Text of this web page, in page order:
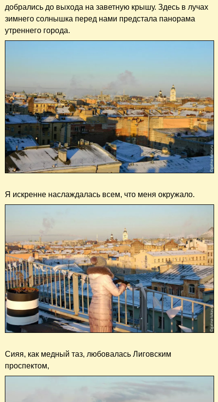
добрались до выхода на заветную крышу. Здесь в лучах
зимнего солнышка перед нами предстала панорама
утреннего города.
Я искренне наслаждалась всем, что меня окружало.
Сияя, как медный таз, любовалась Лиговским
проспектом,